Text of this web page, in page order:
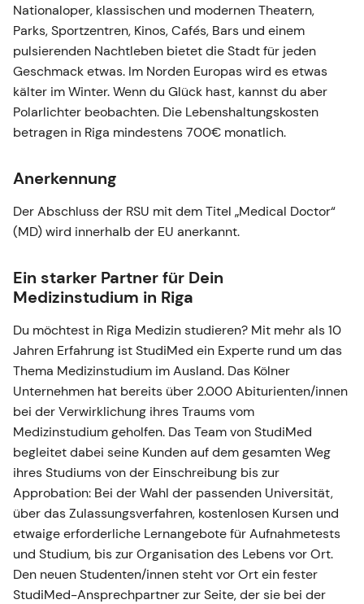
Nationaloper, klassischen und modernen Theatern,
Parks, Sportzentren, Kinos, Cafés, Bars und einem
pulsierenden Nachtleben bietet die Stadt für jeden
Geschmack etwas. Im Norden Europas wird es etwas
kälter im Winter. Wenn du Glück hast, kannst du aber
Polarlichter beobachten. Die Lebenshaltungskosten
betragen in Riga mindestens 700€ monatlich.
Anerkennung
Der Abschluss der RSU mit dem Titel „Medical Doctor“
(MD) wird innerhalb der EU anerkannt.
Ein starker Partner für Dein
Medizinstudium in Riga
Du möchtest in Riga Medizin studieren? Mit mehr als 10
Jahren Erfahrung ist StudiMed ein Experte rund um das
Thema Medizinstudium im Ausland. Das Kölner
Unternehmen hat bereits über 2.000 Abiturienten/innen
bei der Verwirklichung ihres Traums vom
Medizinstudium geholfen. Das Team von StudiMed
begleitet dabei seine Kunden auf dem gesamten Weg
ihres Studiums von der Einschreibung bis zur
Approbation: Bei der Wahl der passenden Universität,
über das Zulassungsverfahren, kostenlosen Kursen und
etwaige erforderliche Lernangebote für Aufnahmetests
und Studium, bis zur Organisation des Lebens vor Ort.
Den neuen Studenten/innen steht vor Ort ein fester
StudiMed-Ansprechpartner zur Seite, der sie bei der